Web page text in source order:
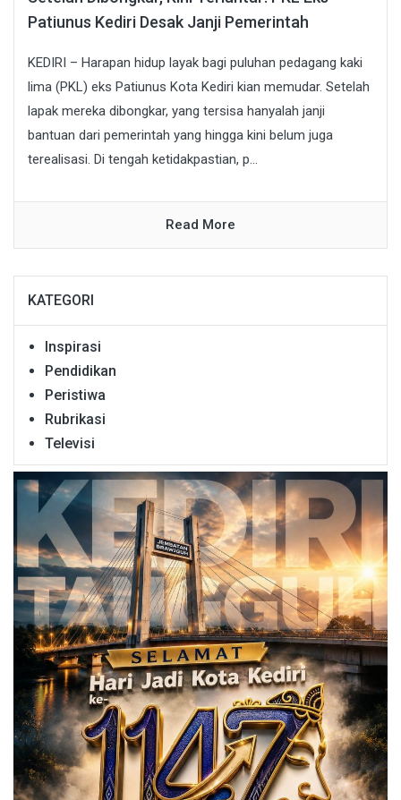
Patiunus Kediri Desak Janji Pemerintah
KEDIRI – Harapan hidup layak bagi puluhan pedagang kaki
lima (PKL) eks Patiunus Kota Kediri kian memudar. Setelah
lapak mereka dibongkar, yang tersisa hanyalah janji
bantuan dari pemerintah yang hingga kini belum juga
terealisasi. Di tengah ketidakpastian, p...
Read More
KATEGORI
Inspirasi
Pendidikan
Peristiwa
Rubrikasi
Televisi